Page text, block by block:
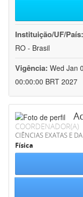
Instituição/UF/País:
RO - Brasil
Vigência: Wed Jan
00:00:00 BRT 2027
COORDENADOR(A)
CIÊNCIAS EXATAS E
Física